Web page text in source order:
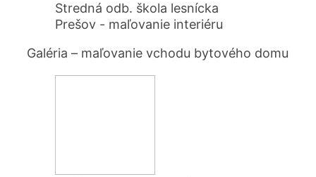
Stredná odb. škola lesnícka
Prešov - maľovanie interiéru
Galéria – maľovanie vchodu bytového domu